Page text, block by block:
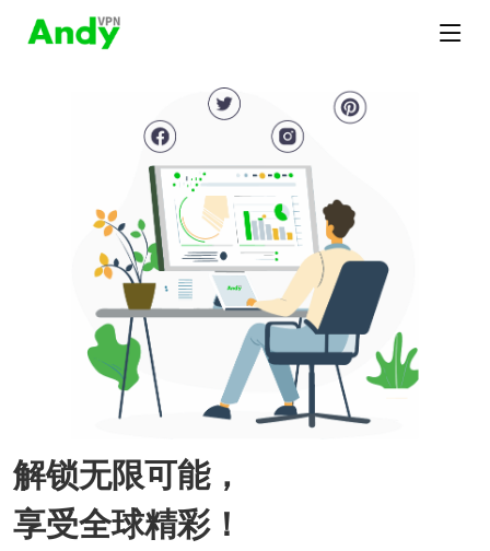
解锁无限可能，
享受全球精彩！